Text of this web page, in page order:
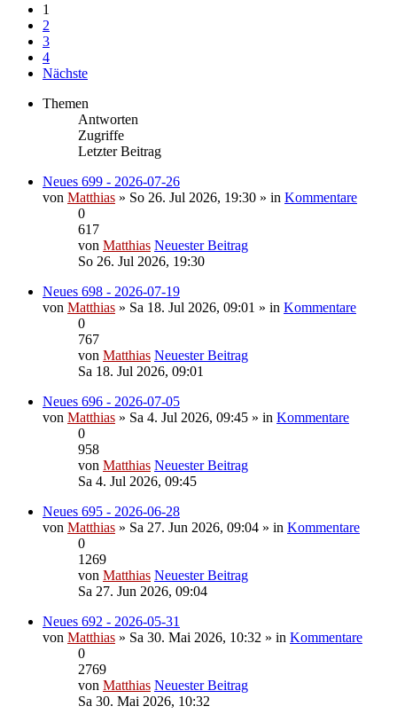
1
2
3
4
Nächste
Themen
Antworten
Zugriffe
Letzter Beitrag
Neues 699 - 2026-07-26
von Matthias » So 26. Jul 2026, 19:30 » in Kommentare
0
617
von Matthias Neuester Beitrag
So 26. Jul 2026, 19:30
Neues 698 - 2026-07-19
von Matthias » Sa 18. Jul 2026, 09:01 » in Kommentare
0
767
von Matthias Neuester Beitrag
Sa 18. Jul 2026, 09:01
Neues 696 - 2026-07-05
von Matthias » Sa 4. Jul 2026, 09:45 » in Kommentare
0
958
von Matthias Neuester Beitrag
Sa 4. Jul 2026, 09:45
Neues 695 - 2026-06-28
von Matthias » Sa 27. Jun 2026, 09:04 » in Kommentare
0
1269
von Matthias Neuester Beitrag
Sa 27. Jun 2026, 09:04
Neues 692 - 2026-05-31
von Matthias » Sa 30. Mai 2026, 10:32 » in Kommentare
0
2769
von Matthias Neuester Beitrag
Sa 30. Mai 2026, 10:32